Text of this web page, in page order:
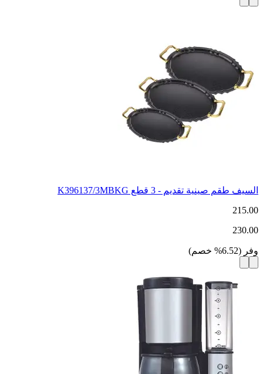
السيف طقم صينية تقديم - 3 قطع K396137/3MBKG
215.00
230.00
وفر (
6.52
% خصم)